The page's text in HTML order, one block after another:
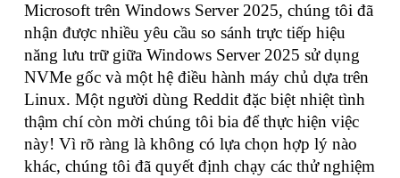
Microsoft trên Windows Server 2025, chúng tôi đã
nhận được nhiều yêu cầu so sánh trực tiếp hiệu
năng lưu trữ giữa Windows Server 2025 sử dụng
NVMe gốc và một hệ điều hành máy chủ dựa trên
Linux. Một người dùng Reddit đặc biệt nhiệt tình
thậm chí còn mời chúng tôi bia để thực hiện việc
này! Vì rõ ràng là không có lựa chọn hợp lý nào
khác, chúng tôi đã quyết định chạy các thử nghiệm